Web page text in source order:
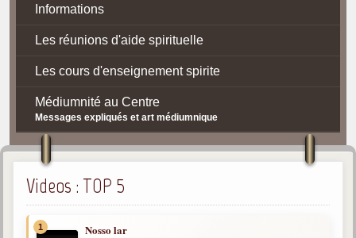
Informations
Les réunions d'aide spirituelle
Les cours d'enseignement spirite
Médiumnité au Centre
Messages expliqués et art médiumnique
Contact / Accès
Plan d'accès
Spiritisme
La doctrine Spirite
Videos : TOP 5
1 Nosso lar